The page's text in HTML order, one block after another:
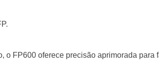
FP600 oferece precisão aprimorada para